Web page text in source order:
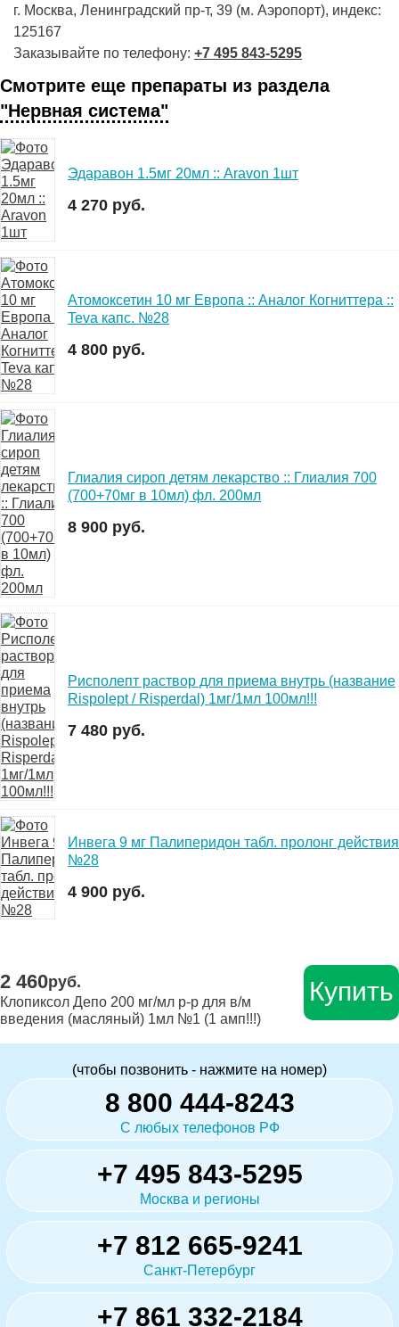
г. Москва, Ленинградский пр-т, 39 (м. Аэропорт), индекс:
125167
Заказывайте по телефону: +7 495 843-5295
Смотрите еще препараты из раздела
"Нервная система"
Эдаравон 1.5мг 20мл :: Aravon 1шт
4 270 руб.
Атомоксетин 10 мг Европа :: Аналог Когниттера ::
Teva капс. №28
4 800 руб.
Глиалия сироп детям лекарство :: Глиалия 700
(700+70мг в 10мл) фл. 200мл
8 900 руб.
Рисполепт раствор для приема внутрь (название
Rispolept / Risperdal) 1мг/1мл 100мл!!!
7 480 руб.
Инвега 9 мг Палиперидон табл. пролонг действия
№28
4 900 руб.
2 460руб.
Клопиксол Депо 200 мг/мл р-р для в/м
введения (масляный) 1мл №1 (1 амп!!!)
Купить
(чтобы позвонить - нажмите на номер)
8 800 444-8243
С любых телефонов РФ
+7 495 843-5295
Москва и регионы
+7 812 665-9241
Санкт-Петербург
+7 861 332-2184